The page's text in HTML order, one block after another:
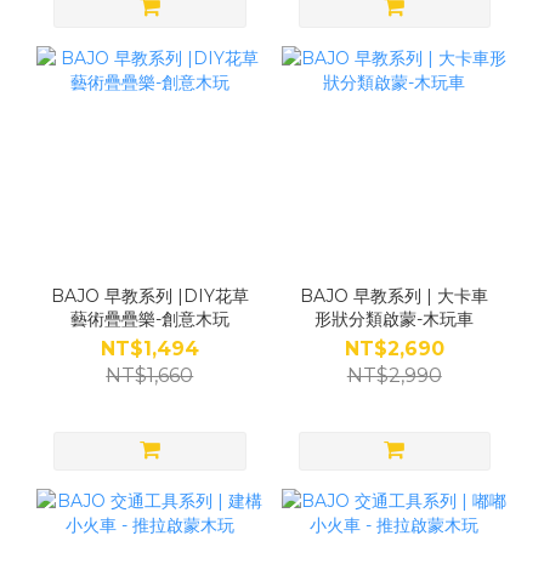
BAJO 早教系列 |DIY花草
藝術疊疊樂-創意木玩
NT$1,494
NT$1,660
BAJO 早教系列 | 大卡車
形狀分類啟蒙-木玩車
NT$2,690
NT$2,990